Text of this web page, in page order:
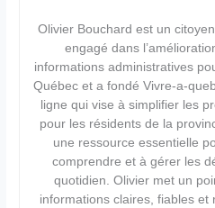
Olivier Bouchard est un
engagé dans
informations administratives
Québec et a fondé Vivre-a-
ligne qui vise à simplifier les
pour les résidents de la
une ressource essentielle
comprendre et à gérer les
quotidien. Olivier met un
informations claires, fiables